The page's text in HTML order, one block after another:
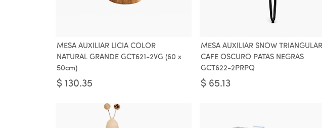
MESA AUXILIAR LICIA COLOR
NATURAL GRANDE GCT621-2VG (60 x
50cm)
$ 130.35
MESA AUXILIAR SNOW TRIANGULAR
CAFE OSCURO PATAS NEGRAS
GCT622-2PRPQ
$ 65.13